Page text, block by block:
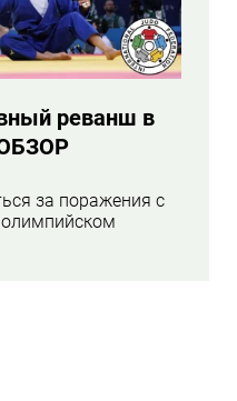
реванш в
за поражения с